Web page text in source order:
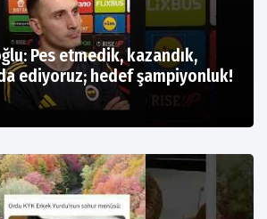
Pes etmedik, kazandık,
ediyoruz; hedef şampiyonluk!